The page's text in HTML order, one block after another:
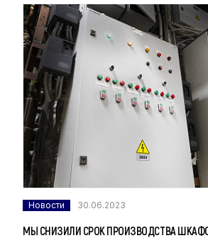
Новости 30.06.2023
МЫ СНИЗИЛИ СРОК ПРОИЗВОДСТВА